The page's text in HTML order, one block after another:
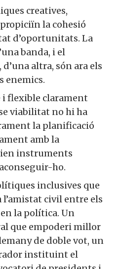
creatives,
la cohesió
d’oportunitats. La
banda, i el
altra, són ara els
enemics.
i flexible clarament
viabilitat no hi ha
la planificació
amb la
instruments
ho.
inclusives que
civil entre els
la política. Un
que empoderi millor
de doble vot, un
instituint el